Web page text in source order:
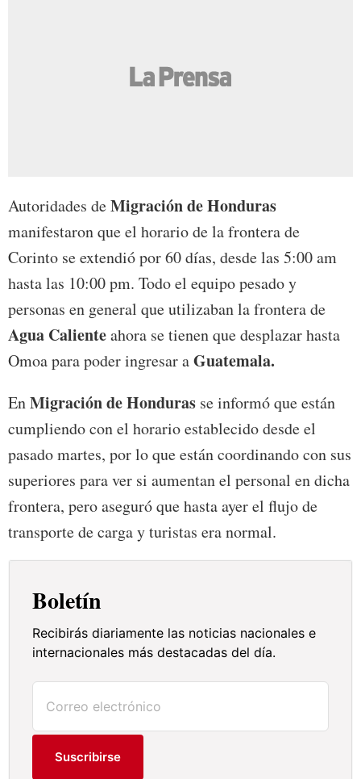
Autoridades deMigración de Honduras
manifestaron que el horario de la frontera de
Corinto se extendió por 60 días, desde las 5:00 am
hasta las 10:00 pm. Todo el equipo pesado y
personas en general que utilizaban la frontera de
Agua Calienteahora se tienen que desplazar hasta
Omoa para poder ingresar aGuatemala.
EnMigración de Honduras se informó que están
cumpliendo con el horario establecido desde el
pasado martes, por lo que están coordinando con sus
superiores para ver si aumentan el personal en dicha
frontera, pero aseguró que hasta ayer el flujo de
transporte de carga y turistas era normal.
Boletín
Recibirás diariamente las noticias nacionales e
internacionales más destacadas del día.
Suscribirse